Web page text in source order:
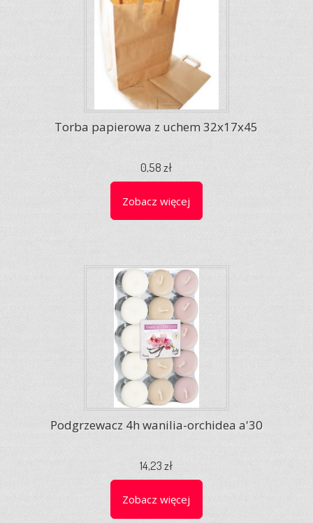
Torba papierowa z uchem 32x17x45
0,58 zł
Zobacz więcej
Podgrzewacz 4h wanilia-orchidea a'30
14,23 zł
Zobacz więcej